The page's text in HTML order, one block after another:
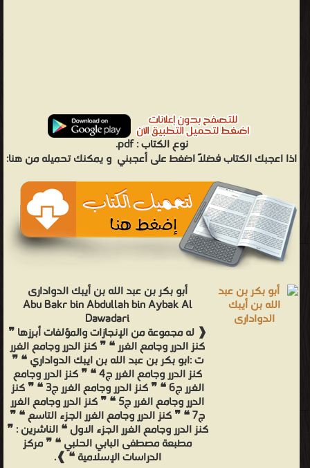
نوع الكتاب :pdf.
اذا اعجبك الكتاب فضلاً اضغط على أعجبني و يمكنك تحميله من هنا:
أبو بكر بن عبد الله بن أيبك الدوادارى
Abu Bakr bin Abdullah bin Aybak Al
Dawadari
❰ له مجموعة من الإنجازات والمؤلفات أبرزها ❞
كنز الدرر وجامع الغرر ❝ ❞ كنز الدرر وجامع الغرر
ت :ابو بكر بن عبد الله بن ايبك الدواداري ❝ ❞
كنز الدرر وجامع الغرر ج4 ❝ ❞ كنز الدرر وجامع
الغرر ج6 ❝ ❞ كنز الدرر وجامع الغرر ج3 ❝ ❞ كنز
الدرر وجامع الغرر ج5 ❝ ❞ كنز الدرر وجامع الغرر
ج7 ❝ ❞ كنز الدرر وجامع الغرر الجزء التاسع ❝ ❞
كنز الدرر وجامع الغرر الجزء الاول ❝ الناشرين : ❞
مطبعة مصطفى البابي الحلبي ❝ ❞ مركز
الدراسات الإسلامية ❝ ❱.